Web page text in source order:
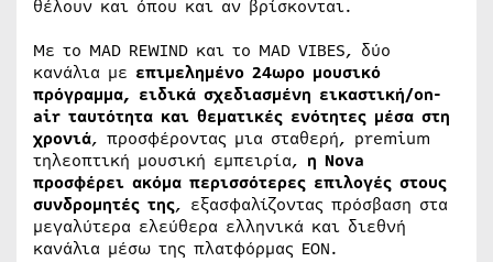
θέλουν και όπου και αν βρίσκονται.
Με το MAD REWIND και το MAD VIBES, δύο
κανάλια με επιμελημένο 24ωρο μουσικό
πρόγραμμα, ειδικά σχεδιασμένη εικαστική/on-
air ταυτότητα και θεματικές ενότητες μέσα στη
χρονιά, προσφέροντας μια σταθερή, premium
τηλεοπτική μουσική εμπειρία, η Nova
προσφέρει ακόμα περισσότερες επιλογές στους
συνδρομητές της, εξασφαλίζοντας πρόσβαση στα
μεγαλύτερα ελεύθερα ελληνικά και διεθνή
κανάλια μέσω της πλατφόρμας EON.